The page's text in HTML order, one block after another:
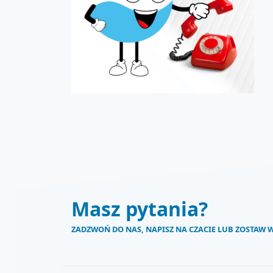
Masz pytania?
ZADZWOŃ DO NAS, NAPISZ NA CZACIE LUB ZOSTAW